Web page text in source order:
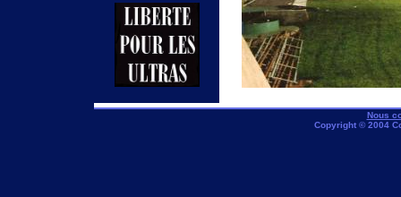
Nous
Copyright © 2004